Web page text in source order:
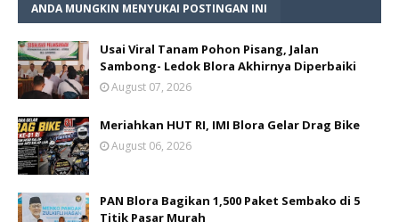
ANDA MUNGKIN MENYUKAI POSTINGAN INI
Usai Viral Tanam Pohon Pisang, Jalan
Sambong- Ledok Blora Akhirnya Diperbaiki
August 07, 2026
Meriahkan HUT RI, IMI Blora Gelar Drag Bike
August 06, 2026
PAN Blora Bagikan 1,500 Paket Sembako di 5
Titik Pasar Murah